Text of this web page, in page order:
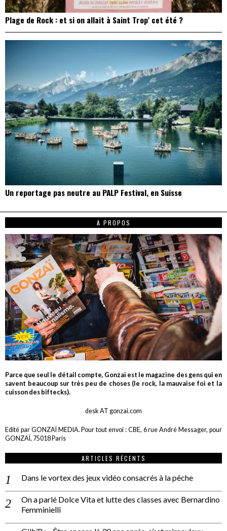
Plage de Rock : et si on allait à Saint Trop’ cet été ?
Un reportage pas neutre au PALP Festival, en Suisse
A PROPOS
Parce que seul le détail compte, Gonzaï est le magazine des gens qui en
savent beaucoup sur très peu de choses (le rock, la mauvaise foi et la
cuisson des biftecks).
desk AT gonzai.com
Edité par GONZAÏ MEDIA. Pour tout envoi : CBE, 6 rue André Messager, pour
GONZAÏ, 75018 Paris
ARTICLES RÉCENTS
Dans le vortex des jeux vidéo consacrés à la pêche
On a parlé Dolce Vita et lutte des classes avec Bernardino
Femminielli